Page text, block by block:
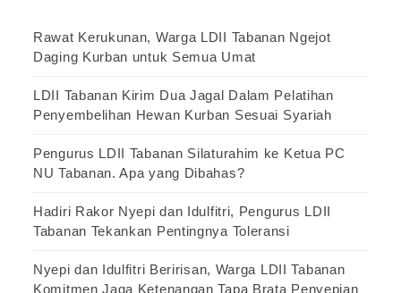
Rawat Kerukunan, Warga LDII Tabanan Ngejot
Daging Kurban untuk Semua Umat
LDII Tabanan Kirim Dua Jagal Dalam Pelatihan
Penyembelihan Hewan Kurban Sesuai Syariah
Pengurus LDII Tabanan Silaturahim ke Ketua PC
NU Tabanan. Apa yang Dibahas?
Hadiri Rakor Nyepi dan Idulfitri, Pengurus LDII
Tabanan Tekankan Pentingnya Toleransi
Nyepi dan Idulfitri Beririsan, Warga LDII Tabanan
Komitmen Jaga Ketenangan Tapa Brata Penyepian